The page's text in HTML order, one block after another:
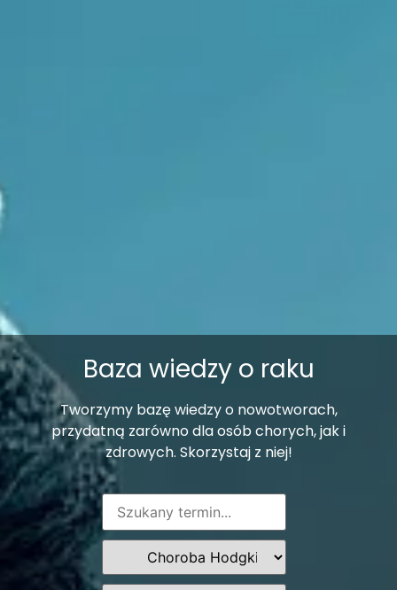
Baza wiedzy o raku
Tworzymy bazę wiedzy o nowotworach,
przydatną zarówno dla osób chorych, jak i
zdrowych. Skorzystaj z niej!